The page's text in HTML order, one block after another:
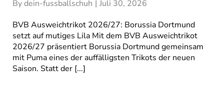
Bydein-fussballschuh | Juli 30, 2026
BVB Ausweichtrikot 2026/27: Borussia Dortmund
setzt auf mutiges Lila Mit dem BVB Ausweichtrikot
2026/27 präsentiert Borussia Dortmund gemeinsam
mit Puma eines der auffälligsten Trikots der neuen
Saison. Statt der [...]